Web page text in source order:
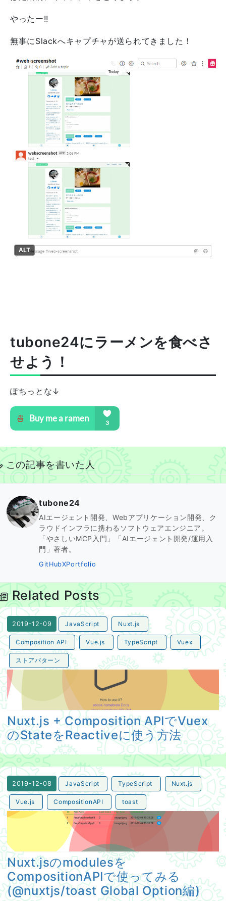
やったー!!
無事にSlackへキャプチャが送られてきました！
ALT
tubone24にラーメンを食べさ
せよう！
ぽちっとな↓
この記事を書いた人
tubone24
AIエージェント開発、Webアプリケーション開発、ク
ラウドインフラに携わるソフトウェアエンジニア。
「やさしいMCP入門」「AIエージェント開発/運用入
門」著者。
GitHubXPortfolio
Related Posts
2019-12-09 JavaScript Nuxt.js
Composition API Vue.js TypeScript Vuex
ストアパターン
Nuxt.js + Composition APIでVuexのStateをReactive
Nuxt.js + Composition APIでVuex
のStateをReactiveに使う方法
2019-12-08 JavaScript TypeScript Nuxt.js
Vue.js CompositionAPI toast
Nuxt.jsのmodulesをCompositionAPIで使ってみる
Nuxt.jsのmodulesを
CompositionAPIで使ってみる
(@nuxtjs/toast Global Option編)